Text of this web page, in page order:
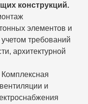
конструкций.
элементов и
требований
архитектурной
и